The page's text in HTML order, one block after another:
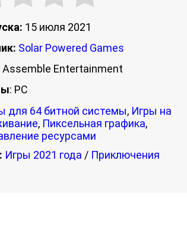
15 июля 2021
Solar Powered Games
Assemble Entertainment
: PC
для 64 битной системы, Игры на
, Пиксельная графика,
ресурсами
Игры 2021 года / Приключения